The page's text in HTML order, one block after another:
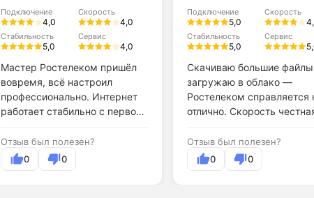
Подключение
4,0
Скорость
4,0
Стабильность
5,0
Сервис
4,0
Мастер Ростелеком пришёл
вовремя, всё настроил
профессионально. Интернет
работает стабильно с первого
Отзыв был полезен?
0
0
Подключение
5,0
Скорость
Стабильность
5,0
Сервис
Скачиваю большие
загружаю в облако —
Ростелеком справляется
отлично. Скорость
Отзыв был полезен?
0
0